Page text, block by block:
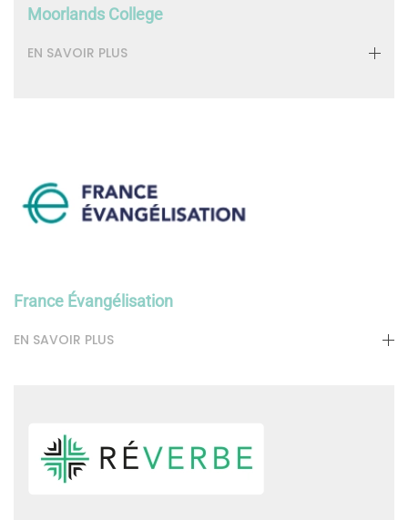
Moorlands College
EN SAVOIR PLUS
France Évangélisation
EN SAVOIR PLUS